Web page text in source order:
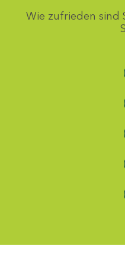
Wie zufrieden sind